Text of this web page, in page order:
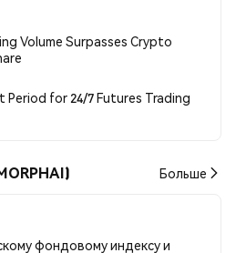
Volume Surpasses Crypto
Period for 24/7 Futures Trading
Больше
фондовому индексу и